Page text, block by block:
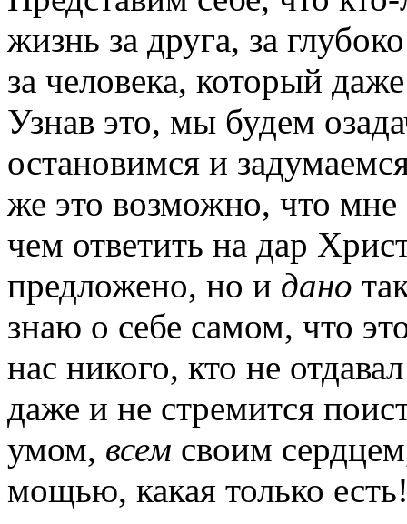
жизнь за друга, за
за человека, который
Узнав это, мы будем
остановимся и
же это возможно, что мне
чем ответить на дар
предложено, но и дано
знаю о себе самом, что
нас никого, кто не
даже и не стремится
умом, всем своим
мощью, какая только